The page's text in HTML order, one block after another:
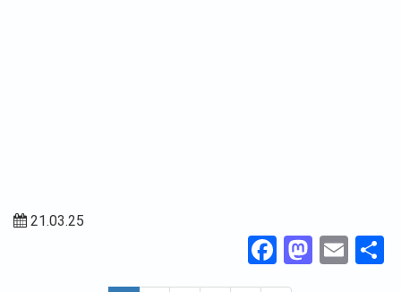
21.03.25
Facebook